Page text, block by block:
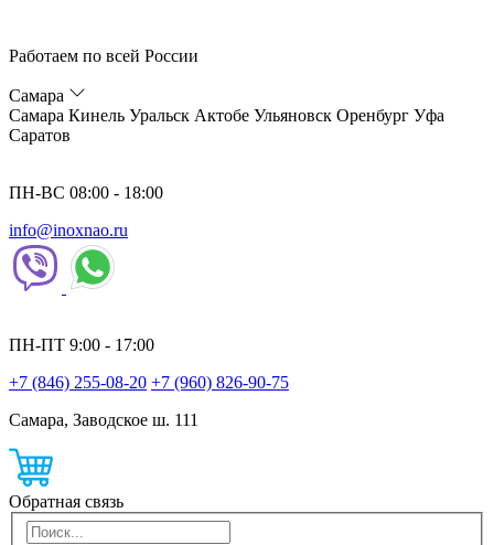
Работаем по всей России
Самара
Самара Кинель Уральск Актобе Ульяновск Оренбург Уфа
Саратов
ПН-ВС 08:00 - 18:00
info@inoxnao.ru
ПН-ПТ 9:00 - 17:00
+7 (846) 255-08-20 +7 (960) 826-90-75
Самара, Заводское ш. 111
Обратная связь